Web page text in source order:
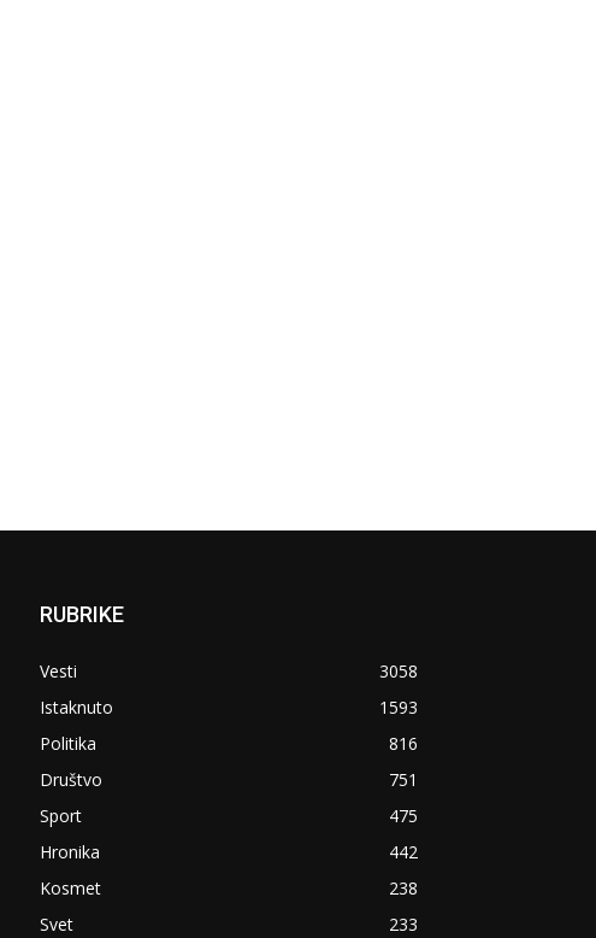
RUBRIKE
Vesti
3058
Istaknuto
1593
Politika
816
Društvo
751
Sport
475
Hronika
442
Kosmet
238
Svet
233